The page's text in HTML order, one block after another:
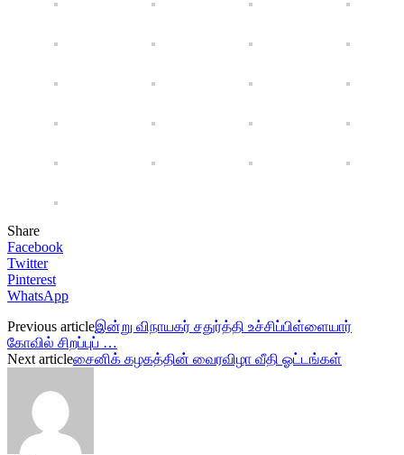
Share
Facebook
Twitter
Pinterest
WhatsApp
Previous articleஇன்று விநாயகர் சதுர்த்தி உச்சிப்பிள்ளையார்
கோவில் சிறப்புப் …
Next articleசைனிக் கழகத்தின் வைரவிழா வீதி ஓட்டங்கள்